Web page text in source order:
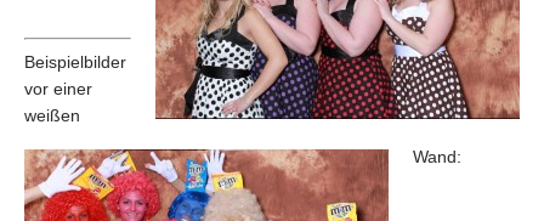
Beispielbilder
vor einer
weißen
Wand: